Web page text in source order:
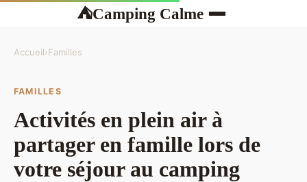
⛺Camping Calme
Accueil›Familles
FAMILLES
Activités en plein air à
partager en famille lors de
votre séjour au camping